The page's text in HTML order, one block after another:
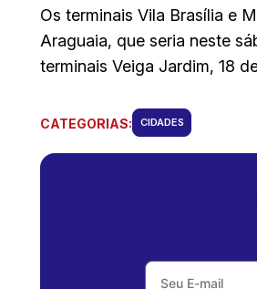
Os terminais Vila Brasília e
Araguaia, que seria neste
terminais Veiga Jardim, 18
CATEGORIAS: CIDADES